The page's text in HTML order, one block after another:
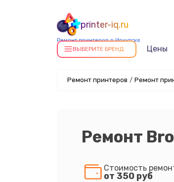
printer-iq.ru
Ремонт принтеров в Иркутске
ВЫБЕРИТЕ БРЕНД Цены
Ремонт принтеров / Ремонт
Ремонт
Стоимость
от 350 руб